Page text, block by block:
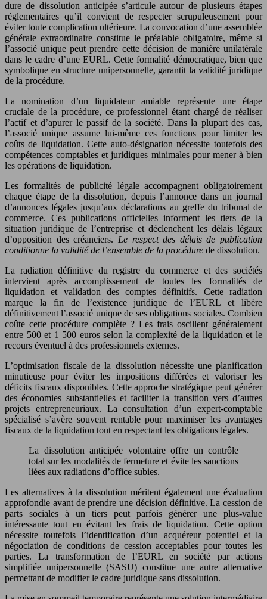
dure de dissolution anticipée s’articule autour de plusieurs étapes
réglementaires qu’il convient de respecter scrupuleusement pour
éviter toute complication ultérieure. La convocation d’une assemblée
générale extraordinaire constitue le préalable obligatoire, même si
l’associé unique peut prendre cette décision de manière unilatérale
dans le cadre d’une EURL. Cette formalité démocratique, bien que
symbolique en structure unipersonnelle, garantit la validité juridique
de la procédure.
La nomination d’un liquidateur amiable représente une étape
cruciale de la procédure, ce professionnel étant chargé de réaliser
l’actif et d’apurer le passif de la société. Dans la plupart des cas,
l’associé unique assume lui-même ces fonctions pour limiter les
coûts de liquidation. Cette auto-désignation nécessite toutefois des
compétences comptables et juridiques minimales pour mener à bien
les opérations de liquidation.
Les formalités de publicité légale accompagnent obligatoirement
chaque étape de la dissolution, depuis l’annonce dans un journal
d’annonces légales jusqu’aux déclarations au greffe du tribunal de
commerce. Ces publications officielles informent les tiers de la
situation juridique de l’entreprise et déclenchent les délais légaux
d’opposition des créanciers. Le respect des délais de publication
conditionne la validité de l’ensemble de la procédure de dissolution.
La radiation définitive du registre du commerce et des sociétés
intervient après accomplissement de toutes les formalités de
liquidation et validation des comptes définitifs. Cette radiation
marque la fin de l’existence juridique de l’EURL et libère
définitivement l’associé unique de ses obligations sociales. Combien
coûte cette procédure complète ? Les frais oscillent généralement
entre 500 et 1 500 euros selon la complexité de la liquidation et le
recours éventuel à des professionnels externes.
L’optimisation fiscale de la dissolution nécessite une planification
minutieuse pour éviter les impositions différées et valoriser les
déficits fiscaux disponibles. Cette approche stratégique peut générer
des économies substantielles et faciliter la transition vers d’autres
projets entrepreneuriaux. La consultation d’un expert-comptable
spécialisé s’avère souvent rentable pour maximiser les avantages
fiscaux de la liquidation tout en respectant les obligations légales.
La dissolution anticipée volontaire offre un contrôle
total sur les modalités de fermeture et évite les sanctions
liées aux radiations d’office subies.
Les alternatives à la dissolution méritent également une évaluation
approfondie avant de prendre une décision définitive. La cession de
parts sociales à un tiers peut parfois générer une plus-value
intéressante tout en évitant les frais de liquidation. Cette option
nécessite toutefois l’identification d’un acquéreur potentiel et la
négociation de conditions de cession acceptables pour toutes les
parties. La transformation de l’EURL en société par actions
simplifiée unipersonnelle (SASU) constitue une autre alternative
permettant de modifier le cadre juridique sans dissolution.